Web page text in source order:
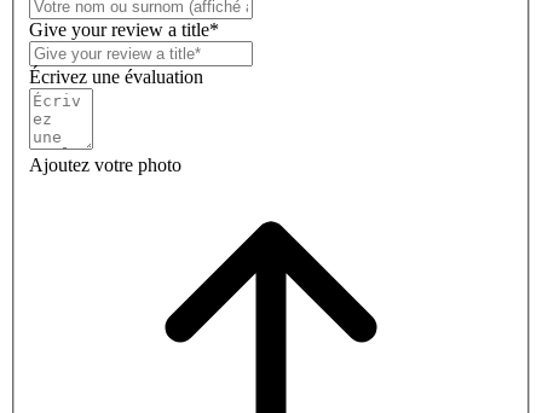
Give your review a title*
Écrivez une évaluation
Ajoutez votre photo